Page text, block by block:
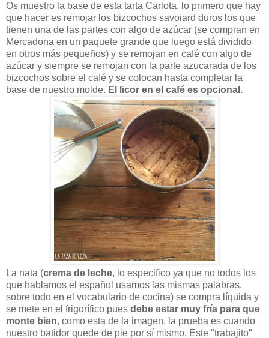
Os muestro la base de esta tarta Carlota, lo primero que hay
que hacer es remojar los bizcochos savoiard duros los que
tienen una de las partes con algo de azúcar (se compran en
Mercadona en un paquete grande que luego está dividido
en otros más pequeños) y se remojan en café con algo de
azúcar y siempre se remojan con la parte azucarada de los
bizcochos sobre el café y se colocan hasta completar la
base de nuestro molde. El licor en el café es opcional.
La nata (crema de leche, lo especifico ya que no todos los
que hablamos el español usamos las mismas palabras,
sobre todo en el vocabulario de cocina) se compra líquida y
se mete en el frigorífico pues debe estar muy fría para que
monte bien, como esta de la imagen, la prueba es cuando
nuestro batidor quede de pie por sí mismo. Este "trabajito"